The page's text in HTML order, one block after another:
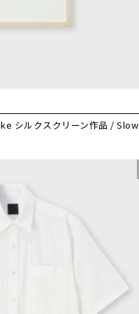
シルクスクリーン作品 / Slow